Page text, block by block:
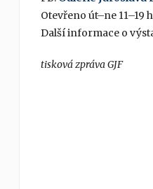
Otevřeno út–ne 11–19 h
Další informace o
tisková zpráva GJF